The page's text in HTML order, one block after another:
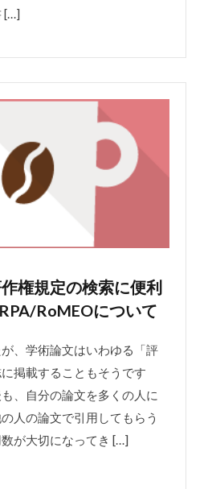
[…]
権規定の検索に便利
RoMEOについて
、学術論文はいわゆる「評
掲載することもそうです
、自分の論文を多くの人に
人の論文で引用してもらう
が大切になってき […]